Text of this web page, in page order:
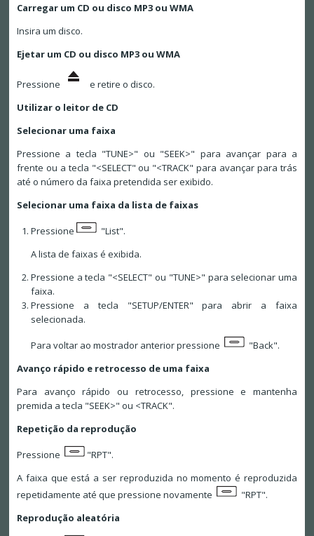
Carregar um CD ou disco MP3 ou WMA
Insira um disco.
Ejetar um CD ou disco MP3 ou WMA
Pressione
e retire o disco.
Utilizar o leitor de CD
Selecionar uma faixa
Pressione a tecla "TUNE>" ou "SEEK>" para avançar para a
frente ou a tecla "<SELECT" ou "<TRACK" para avançar para trás
até o número da faixa pretendida ser exibido.
Selecionar uma faixa da lista de faixas
Pressione
"List".
A lista de faixas é exibida.
Pressione a tecla "<SELECT" ou "TUNE>" para selecionar uma
faixa.
Pressione a tecla "SETUP/ENTER" para abrir a faixa
selecionada.
Para voltar ao mostrador anterior pressione
"Back".
Avanço rápido e retrocesso de uma faixa
Para avanço rápido ou retrocesso, pressione e mantenha
premida a tecla "SEEK>" ou <TRACK".
Repetição da reprodução
Pressione
"RPT".
A faixa que está a ser reproduzida no momento é reproduzida
repetidamente até que pressione novamente
"RPT".
Reprodução aleatória